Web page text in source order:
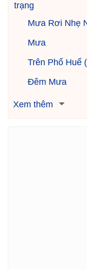
trạng
Mưa Rơi Nhẹ
Mưa
Trên Phố Huế
Đêm Mưa
Xem thêm